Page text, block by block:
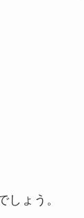
しょう。